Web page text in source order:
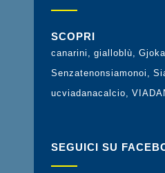
SCOPRI
canarini gialloblù Gjoka
Senzatenonsiamonoi
ucviadanacalcio
SEGUICI SU